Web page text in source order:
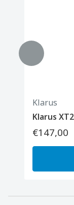
Klarus
Klarus
€147,00